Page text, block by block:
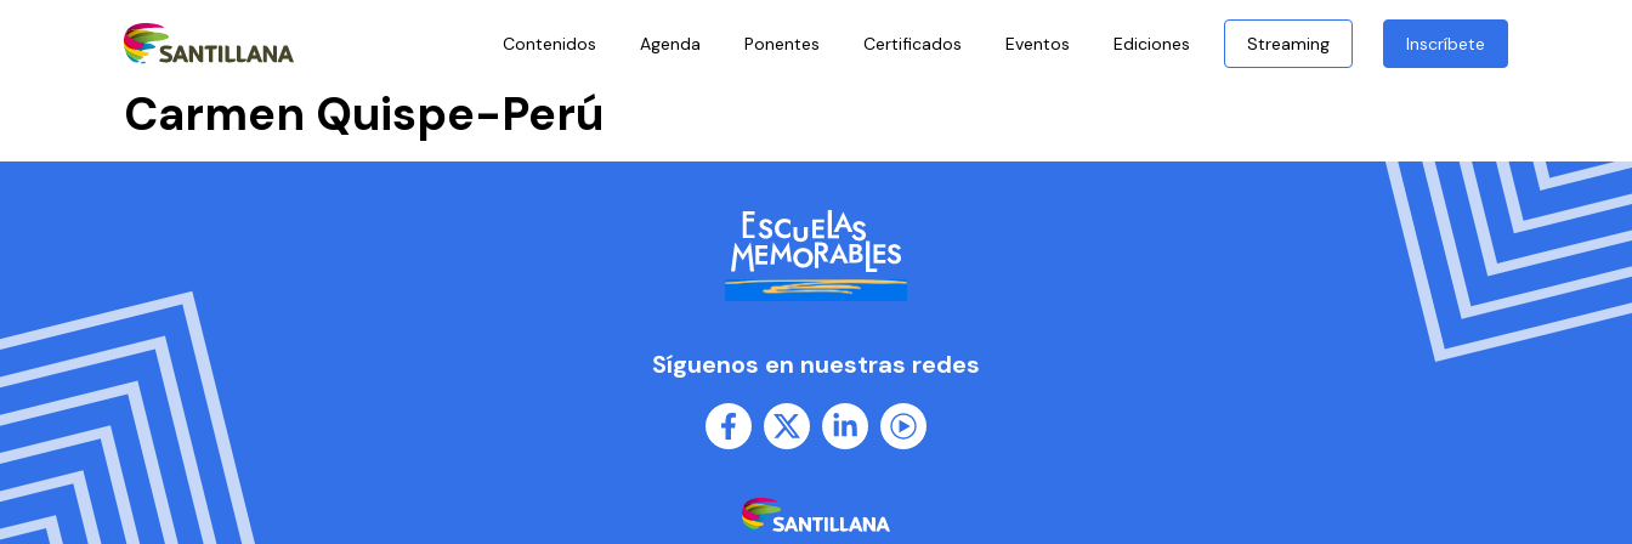
Contenidos Agenda Ponentes Certificados Eventos Ediciones Streaming Inscríbete
Carmen Quispe-Perú
Síguenos en nuestras redes